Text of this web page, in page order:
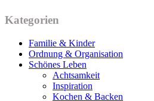
Kategorien
Familie & Kinder
Ordnung & Organisation
Schönes Leben
Achtsamkeit
Inspiration
Kochen & Backen